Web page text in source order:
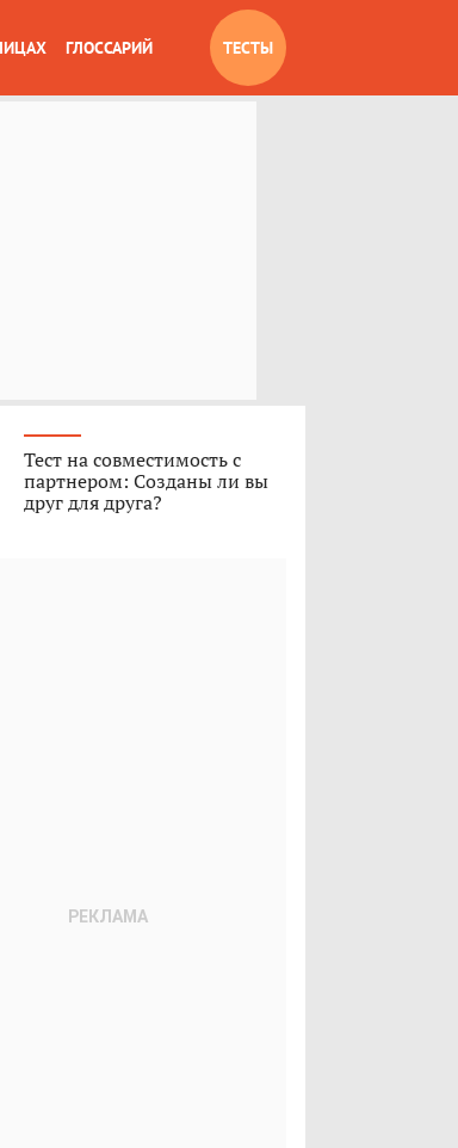
ГЛОССАРИЙ ТЕСТЫ
Тест на совместимость с
партнером: Созданы ли вы
друг для друга?